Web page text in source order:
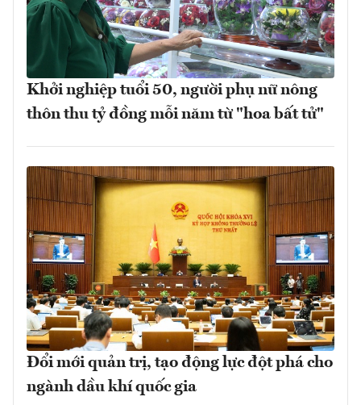
Khởi nghiệp tuổi 50, người phụ nữ nông
thôn thu tỷ đồng mỗi năm từ "hoa bất tử"
Đổi mới quản trị, tạo động lực đột phá cho
ngành dầu khí quốc gia